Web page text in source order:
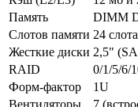
Память
DIMM
Слотов памяти 24
Жесткие диски 2,5"
RAID
0/1/5/6/
Форм-фактор
1U
Вентиляторы
7